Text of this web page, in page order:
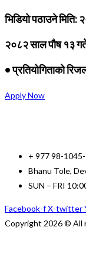
भिडियो पठाउने
२०८२ साल पौष १३
• प्रतियोगिताको
Apply Now
+ 977 98-
Bhanu Tole,
SUN – FRI
Facebook-fX-twitter
Copyright 2026 © All